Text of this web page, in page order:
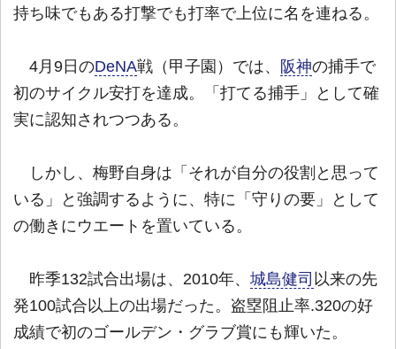
持ち味でもある打撃でも打率で上位に名を連ねる。
4月9日のDeNA戦（甲子園）では、 阪神の捕手で
初のサイクル安打を達成。「打てる捕手」として確
実に認知されつつある。
しかし、梅野自身は「それが自分の役割と思って
いる」と強調するように、特に「守りの要」として
の働きにウエートを置いている。
昨季132試合出場は、2010年、 城島健司 以来の先
発100試合以上の出場だった。盗塁阻止率.320の好
成績で初のゴールデン・グラブ賞にも輝いた。